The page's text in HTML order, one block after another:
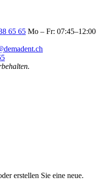
65 65 Mo – Fr: 07:45–12:00
erstellen Sie eine neue.